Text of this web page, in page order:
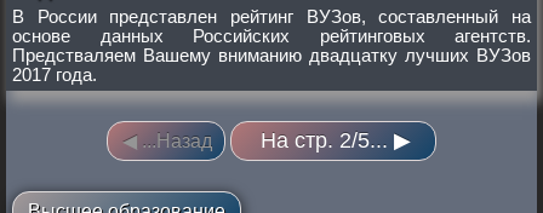
В России представлен рейтинг ВУЗов, составленный на
основе данных Российских рейтинговых агентств.
Предстваляем Вашему вниманию двадцатку лучших ВУЗов
2017 года.
◀ ...Назад На стр. 2/5... ▶